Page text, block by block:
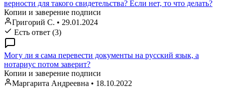
верности для такого свидетельства? Если нет, то что делать?
Копии и заверение подписи
Григорий С. • 29.01.2024
Есть ответ (3)
Могу ли я сама перевести документы на русский язык, а
нотариус потом заверит?
Копии и заверение подписи
Маргарита Андреевна • 18.10.2022